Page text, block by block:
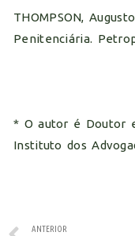
THOMPSON,
Penitenciária.
* O autor é Doutor
Instituto dos
ANTERIOR